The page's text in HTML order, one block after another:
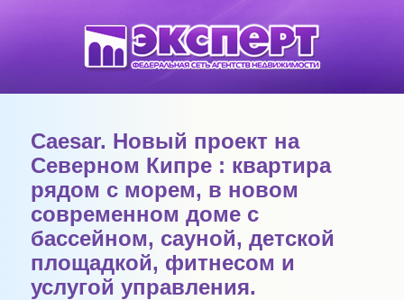
Caesar. Новый проект на
Северном Кипре : квартира
рядом с морем, в новом
современном доме с
бассейном, сауной, детской
площадкой, фитнесом и
услугой управления.